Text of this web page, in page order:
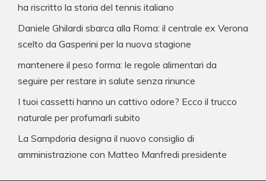
ha riscritto la storia del tennis italiano
Daniele Ghilardi sbarca alla Roma: il centrale ex Verona
scelto da Gasperini per la nuova stagione
mantenere il peso forma: le regole alimentari da
seguire per restare in salute senza rinunce
I tuoi cassetti hanno un cattivo odore? Ecco il trucco
naturale per profumarli subito
La Sampdoria designa il nuovo consiglio di
amministrazione con Matteo Manfredi presidente